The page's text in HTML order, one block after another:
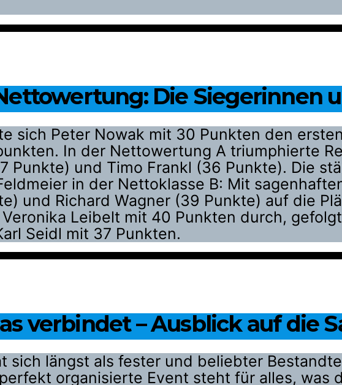
Die Siegerinnen
sich Peter Nowak mit 30 Punkten den
In der Nettowertung A triumphierte
Punkte) und Timo Frankl (36 Punkte). Die
in der Nettoklasse B: Mit
und Richard Wagner (39 Punkte) auf die
Leibelt mit 40 Punkten durch,
Seidl mit 37 Punkten.
verbindet – Ausblick auf die
sich längst als fester und beliebter
organisierte Event steht für alles, was